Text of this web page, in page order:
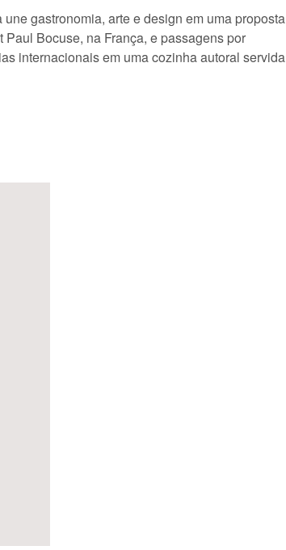
gastronomia, arte e design em uma proposta
Bocuse, na França, e passagens por
internacionais em uma cozinha autoral servida